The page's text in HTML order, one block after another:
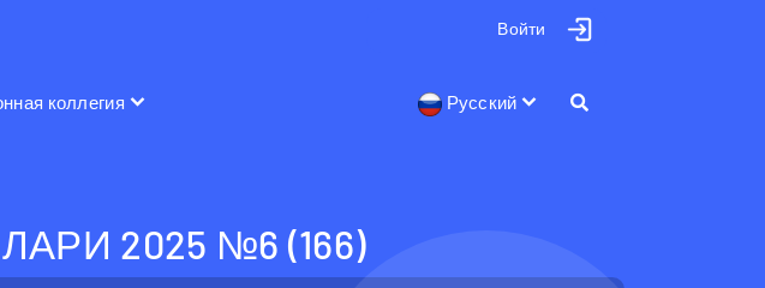
Войти
коллегия Русский
2025 №6 (166)